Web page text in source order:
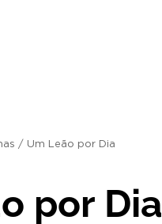
/ Um Leão por Dia
por Dia